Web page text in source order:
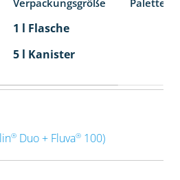
Verpackungsgröße
1 l Flasche
5 l Kanister
®Duo + Fluva®100)